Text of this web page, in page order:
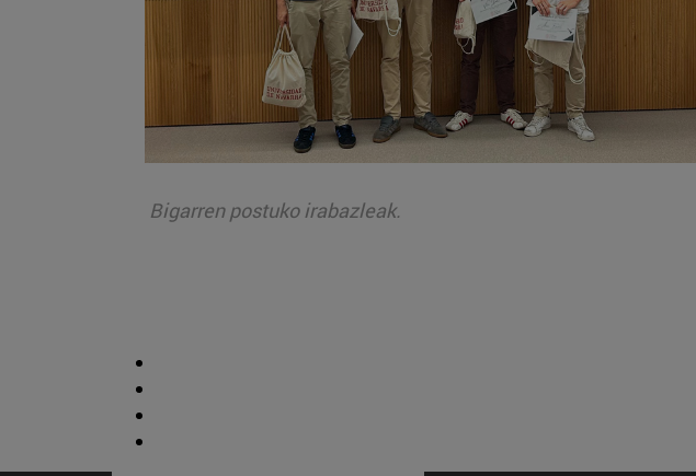
Bigarren postuko irabazleak.